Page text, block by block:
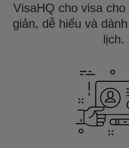
VisaHQ cho visa
giản, dễ hiểu và
lịch.